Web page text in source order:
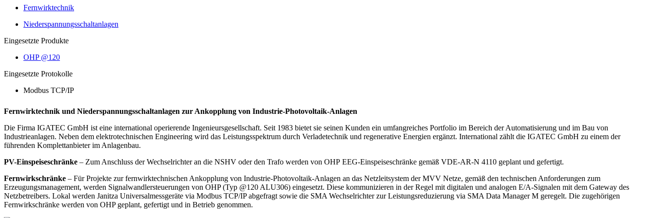
Fernwirktechnik
Niederspannungsschaltanlagen
Eingesetzte Produkte
OHP @120
Eingesetzte Protokolle
Modbus TCP/IP
Fernwirktechnik und Niederspannungsschaltanlagen zur Ankopplung von Industrie-Photovoltaik-Anlagen
Die Firma IGATEC GmbH ist eine international operierende Ingenieursgesellschaft. Seit 1983 bietet sie seinen Kunden ein umfangreiches Portfolio im Bereich der Automatisierung und im Bau von
Industrieanlagen. Neben dem elektrotechnischen Engineering wird das Leistungsspektrum durch Verladetechnik und regenerative Energien ergänzt. International zählt die IGATEC GmbH zu einem der
führenden Komplettanbieter im Anlagenbau.
PV-Einspeiseschränke – Zum Anschluss der Wechselrichter an die NSHV oder den Trafo werden von OHP EEG-Einspeiseschränke gemäß VDE-AR-N 4110 geplant und gefertigt.
Fernwirkschränke – Für Projekte zur fernwirktechnischen Ankopplung von Industrie-Photovoltaik-Anlagen an das Netzleitsystem der MVV Netze, gemäß den technischen Anforderungen zum
Erzeugungsmanagement, werden Signalwandlersteuerungen von OHP (Typ @120 ALU306) eingesetzt. Diese kommunizieren in der Regel mit digitalen und analogen E/A-Signalen mit dem Gateway des
Netzbetreibers. Lokal werden Janitza Universalmessgeräte via Modbus TCP/IP abgefragt sowie die SMA Wechselrichter zur Leistungsreduzierung via SMA Data Manager M geregelt. Die zugehörigen
Fernwirkschränke werden von OHP geplant, gefertigt und in Betrieb genommen.